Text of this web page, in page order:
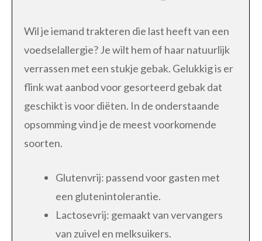
Wil je iemand trakteren die last heeft van een
voedselallergie? Je wilt hem of haar natuurlijk
verrassen met een stukje gebak. Gelukkig is er
flink wat aanbod voor gesorteerd gebak dat
geschikt is voor diëten. In de onderstaande
opsomming vind je de meest voorkomende
soorten.
Glutenvrij: passend voor gasten met
een glutenintolerantie.
Lactosevrij: gemaakt van vervangers
van zuivel en melksuikers.